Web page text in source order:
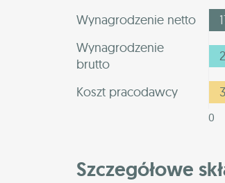
Wynagrodzenie netto
Wynagrodzenie
brutto
Koszt pracodawcy
0
Szczegółowe